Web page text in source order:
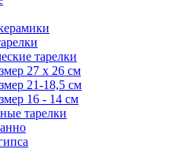
тарелки
27 х 26 см
21-18,5 см
16 - 14 см
тарелки